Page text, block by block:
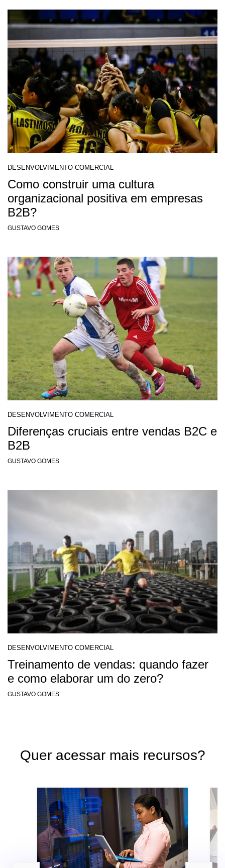
DESENVOLVIMENTO COMERCIAL
Como construir uma cultura
organizacional positiva em empresas
B2B?
GUSTAVO GOMES
DESENVOLVIMENTO COMERCIAL
Diferenças cruciais entre vendas B2C e
B2B
GUSTAVO GOMES
DESENVOLVIMENTO COMERCIAL
Treinamento de vendas: quando fazer
e como elaborar um do zero?
GUSTAVO GOMES
Quer acessar mais recursos?